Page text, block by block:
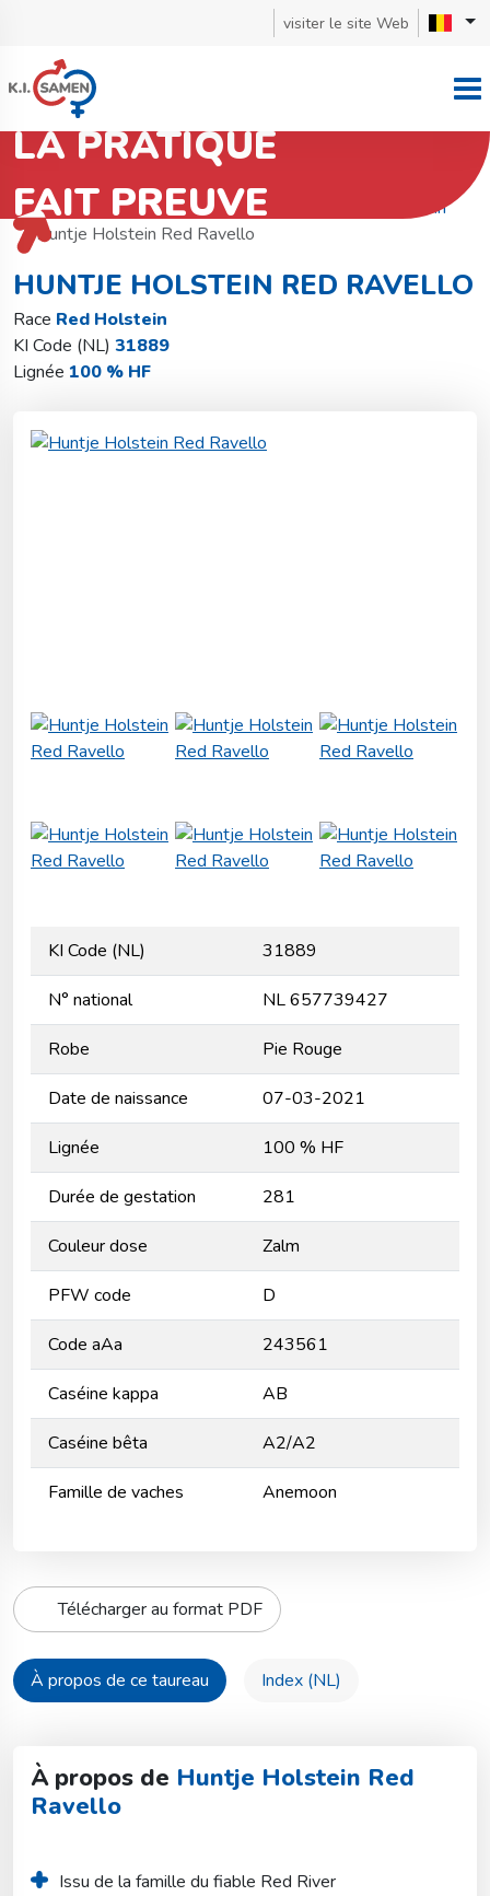
visiter le site Web
LA PRATIQUE
FAIT PREUVE
Retourner à la recherche de taureaux
Red Holstein
Huntje Holstein Red Ravello
HUNTJE HOLSTEIN RED RAVELLO
Race Red Holstein
KI Code (NL) 31889
Lignée 100 % HF
KI Code (NL) 31889
N° national NL 657739427
Robe Pie Rouge
Date de naissance 07-03-2021
Lignée 100 % HF
Durée de gestation 281
Couleur dose Zalm
PFW code D
Code aAa 243561
Caséine kappa AB
Caséine bêta A2/A2
Famille de vaches Anemoon
À propos de ce taureau Index (NL)
Télécharger au format PDF
À propos de Huntje Holstein Red
Ravello
Issu de la famille du fiable Red River